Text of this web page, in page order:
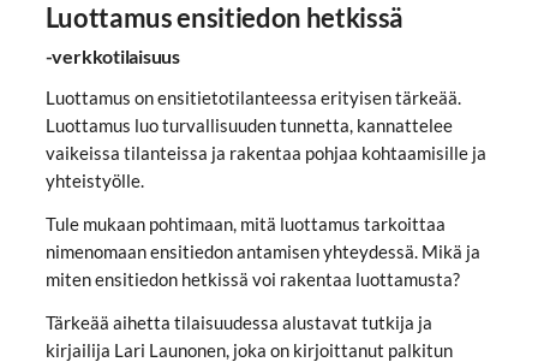
Luottamus ensitiedon hetkissä
-verkkotilaisuus
Luottamus on ensitietotilanteessa erityisen tärkeää.
Luottamus luo turvallisuuden tunnetta, kannattelee
vaikeissa tilanteissa ja rakentaa pohjaa kohtaamisille ja
yhteistyölle.
Tule mukaan pohtimaan, mitä luottamus tarkoittaa
nimenomaan ensitiedon antamisen yhteydessä. Mikä ja
miten ensitiedon hetkissä voi rakentaa luottamusta?
Tärkeää aihetta tilaisuudessa alustavat tutkija ja
kirjailija Lari Launonen, joka on kirjoittanut palkitun